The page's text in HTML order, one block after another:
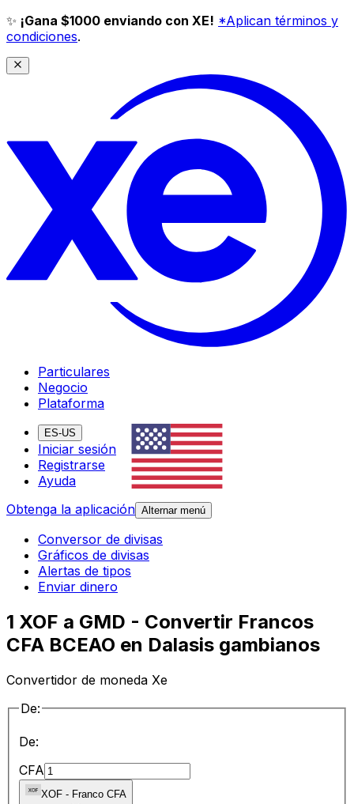
✨ ¡Gana $1000 enviando con XE! *Aplican términos y
condiciones.
Particulares
Negocio
Plataforma
ES-US
Iniciar sesión
Registrarse
Ayuda
Obtenga la aplicación Alternar menú
Conversor de divisas
Gráficos de divisas
Alertas de tipos
Enviar dinero
1 XOF a GMD - Convertir Francos
CFA BCEAO en Dalasis gambianos
Convertidor de moneda Xe
De:
De:
CFA
XOF - Franco CFA